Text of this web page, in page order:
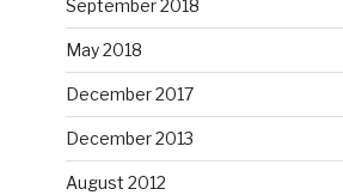
September 2018
May 2018
December 2017
December 2013
August 2012